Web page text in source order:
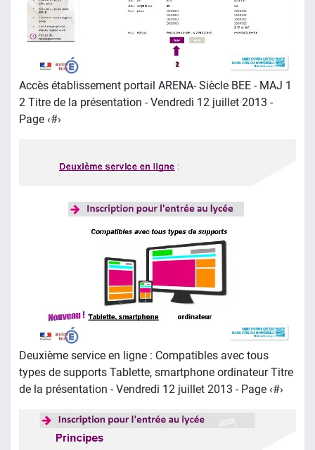
Accès établissement portail ARENA- Siècle BEE - MAJ 1
2 Titre de la présentation - Vendredi 12 juillet 2013 -
Page ‹#›
Deuxième service en ligne : Compatibles avec tous
types de supports Tablette, smartphone ordinateur Titre
de la présentation - Vendredi 12 juillet 2013 - Page ‹#›